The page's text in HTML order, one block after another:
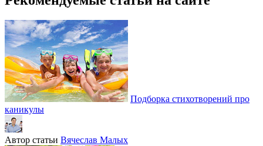
Подборка стихотворений про
каникулы
Автор статьи Вячеслав Малых